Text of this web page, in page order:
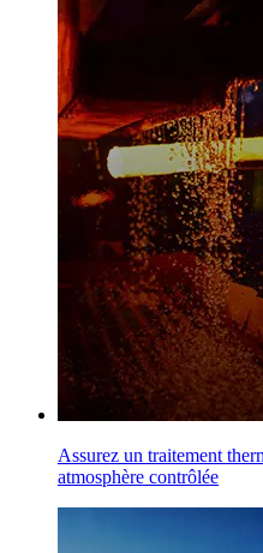
Assurez un traitement
atmosphère contrôlée